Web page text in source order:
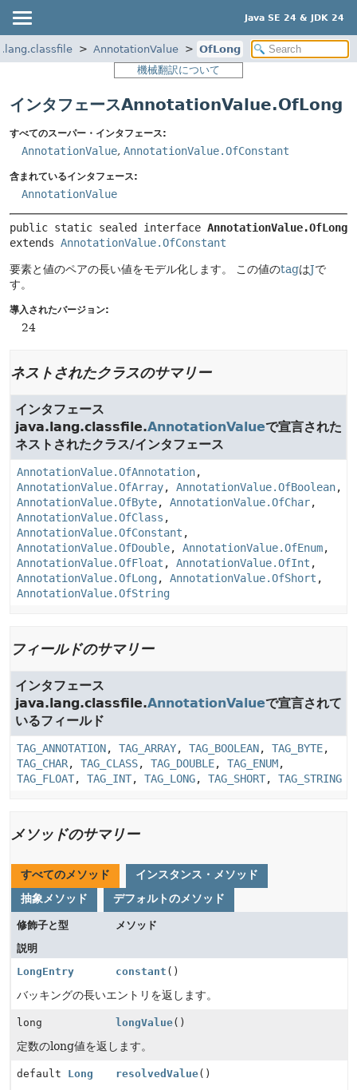
Java SE 24 & JDK 24
AnnotationValue
OfLong
機械翻訳について
インタフェースAnnotationValue.OfLong
すべてのスーパー・インタフェース:
AnnotationValue, AnnotationValue.OfConstant
含まれているインタフェース:
AnnotationValue
public static sealed interface AnnotationValue.OfLong
extends AnnotationValue.OfConstant
要素と値のペアの長い値をモデル化します。 この値のtagはJで
す。
導入されたバージョン:
24
ネストされたクラスのサマリー
インタフェース
java.lang.classfile.AnnotationValueで宣言された
ネストされたクラス/インタフェース
AnnotationValue.OfAnnotation,
AnnotationValue.OfArray, AnnotationValue.OfBoolean,
AnnotationValue.OfByte, AnnotationValue.OfChar,
AnnotationValue.OfClass ,
AnnotationValue.OfConstant ,
AnnotationValue.OfDouble, AnnotationValue.OfEnum,
AnnotationValue.OfFloat , AnnotationValue.OfInt ,
AnnotationValue.OfLong, AnnotationValue.OfShort ,
AnnotationValue.OfString
フィールドのサマリー
インタフェース
java.lang.classfile.AnnotationValueで宣言されて
いるフィールド
TAG_ANNOTATION, TAG_ARRAY, TAG_BOOLEAN, TAG_BYTE,
TAG_CHAR, TAG_CLASS, TAG_DOUBLE, TAG_ENUM,
TAG_FLOAT, TAG_INT, TAG_LONG, TAG_SHORT, TAG_STRING
メソッドのサマリー
すべてのメソッド
インスタンス・メソッド
抽象メソッド
デフォルトのメソッド
修飾子と型
メソッド
説明
LongEntry
constant ()
バッキングの長いエントリを返します。
long longValue()
定数のlong値を返します。
default Long resolvedValue()